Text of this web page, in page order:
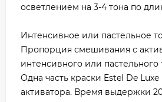
осветлением на 3-4 тона по
Интенсивное или пастельное
Пропорция смешивания с
интенсивного или пастельного
Одна часть краски Estel De Luxe
активатора. Время выдержки